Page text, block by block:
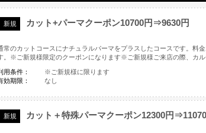
新規 カット+パーマクーポン10700円⇒9630円
常のカットコースにナチュラルパーマをプラスしたコースです。料
。※ご新規様限定のクーポンになります※ご新規様ご来店の際、カル
用条件：
※ご新規様に限ります
効期限：
なし
新規 カット＋特殊パーマクーポン12300円